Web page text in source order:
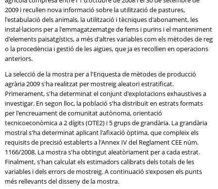
2009 i recullen nova informació sobre la utilització de pastures,
l'estabulació dels animals, la utilització i tècniques d'abonament, les
instal·lacions per a l'emmagatzematge de fems i purins i el manteniment
d'elements paisatgístics, a més d'altres variables com els mètodes de reg
o la procedència i gestió de les aigües, que ja es recollien en operacions
anteriors.
La selecció de la mostra per a l'Enquesta de mètodes de producció
agrària 2009 s'ha realitzat per mostreig aleatori estratificat.
Primerament, s'ha determinat el conjunt d'explotacions exhaustives a
investigar. En segon lloc, la població s'ha distribuït en estrats formats
per l'encreuament de comunitat autònoma, orientació
tecnicoeconòmica a 2 dígits (OTE2) i 5 grups de grandària. La grandària
mostral s'ha determinat aplicant l'afixació òptima, que compleix els
requisits de precisió establerts a l'Annex IV del Reglament CEE núm.
1166/2008. La mostra s'ha obtingut aleatòriament per a cada estrat.
Finalment, s'han calculat els estimadors calibrats dels totals de les
variables i dels errors de mostreig. A continuació s'exposen els punts
més rellevants del disseny de la mostra.